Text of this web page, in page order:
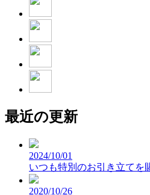
最近の更新
2024/10/01
いつも特別のお引き立てを
2020/10/26